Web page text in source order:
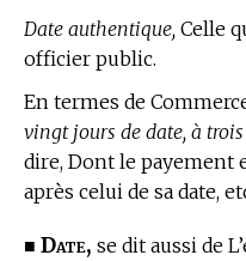
Date authentique, Celle
officier public.
En termes de
vingt jours de date, à trois
dire, Dont le payement
après celui de sa date,
■ Date, se dit aussi de